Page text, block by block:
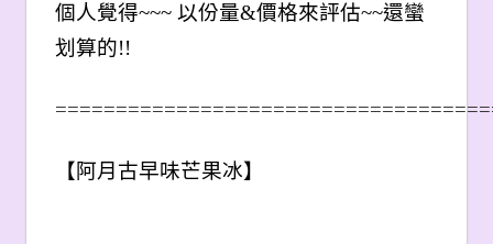
個人覺得~~~ 以份量&價格來評估~~還蠻
划算的!!
【 阿月古早味芒果冰】